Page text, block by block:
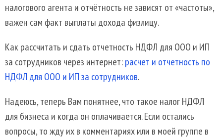
налогового агента и отчётность не зависят от «частоты»,
важен сам факт выплаты дохода физлицу.
Как рассчитать и сдать отчетность НДФЛ для ООО и ИП
за сотрудников через интернет:расчет и отчетность по
НДФЛ для ООО и ИП за сотрудников.
Надеюсь, теперь Вам понятнее, что такое налог НДФЛ
для бизнеса и когда он оплачивается. Если остались
вопросы, то жду их в комментариях или в моей группе в